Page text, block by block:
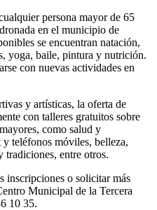
persona mayor de 65
en el municipio de
se encuentran natación,
yoga, baile, pintura y nutrición.
con nuevas actividades en
y artísticas, la oferta de
con talleres gratuitos sobre
como salud y
teléfonos móviles, belleza,
tradiciones, entre otros.
inscripciones o solicitar más
Municipal de la Tercera
10 35.